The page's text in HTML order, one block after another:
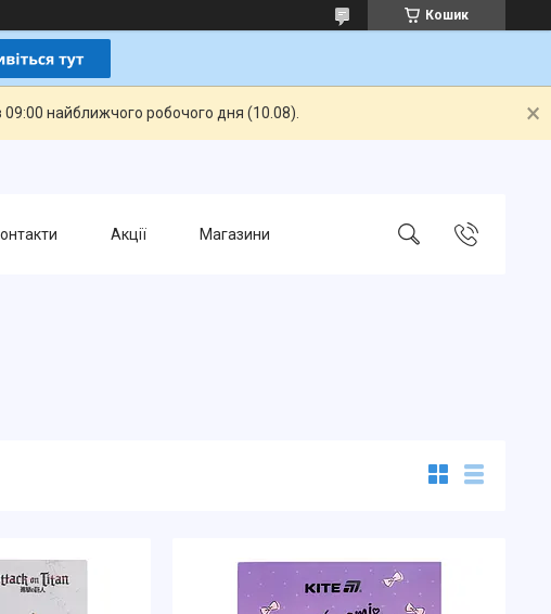
Кошик
найближчого робочого дня (10.08).
Акції Магазини